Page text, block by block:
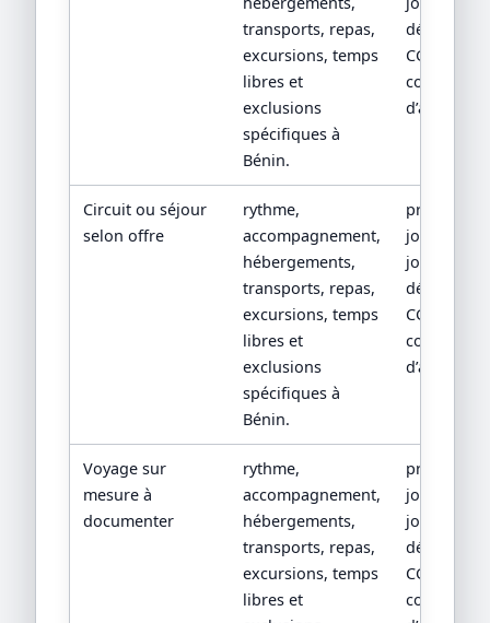
transports, repas,
excursions, temps
libres et
exclusions
spécifiques à
Bénin.
détaillé,
CGV/CPV et
conditions
Circuit ou séjour
selon offre
rythme,
accompagnement,
hébergements,
transports, repas,
excursions, temps
libres et
exclusions
spécifiques à
Bénin.
jour par
jour, devis
détaillé,
CGV/CPV et
conditions
Voyage sur
mesure à
documenter
rythme,
accompagnement,
hébergements,
transports, repas,
excursions, temps
libres et
jour par
jour, devis
détaillé,
CGV/CPV et
conditions